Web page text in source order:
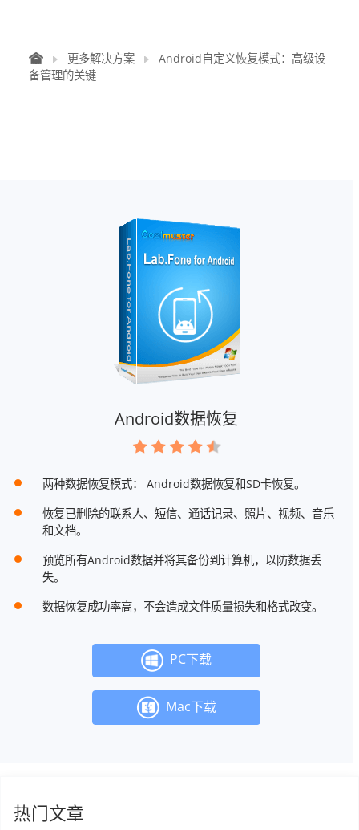
更多解决方案
Android自定义恢复模式：高级设
备管理的关键
Android数据恢复
两种数据恢复模式： Android数据恢复和SD卡恢复。
恢复已删除的联系人、短信、通话记录、照片、视频、音乐
和文档。
预览所有Android数据并将其备份到计算机，以防数据丢
失。
数据恢复成功率高，不会造成文件质量损失和格式改变。
PC下载
Mac下载
热门文章